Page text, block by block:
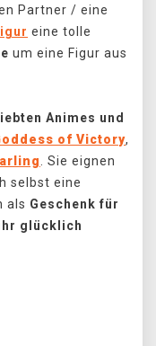
Partner / eine
eine tolle
um eine Figur aus
Animes und
of Victory,
. Sie eignen
selbst eine
als Geschenk für
glücklich